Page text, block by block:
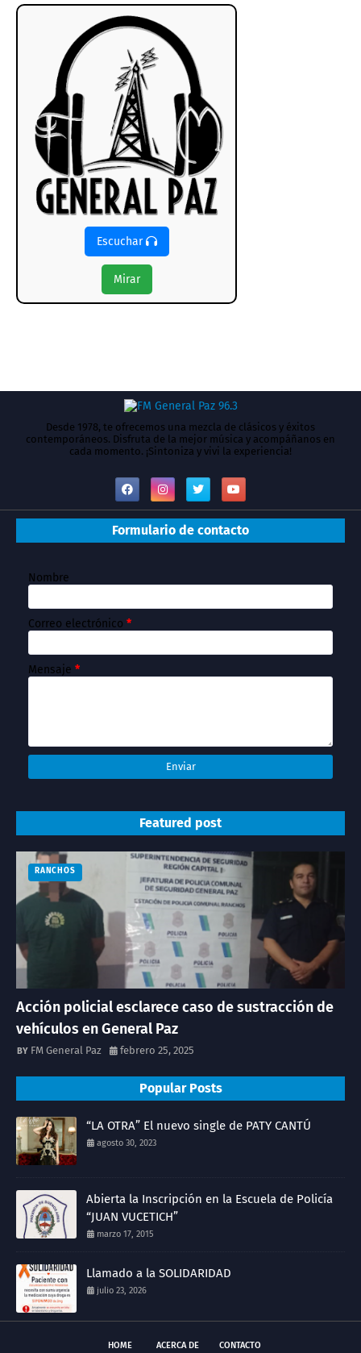
Escuchar
Mirar
Desde 1978, te ofrecemos una mezcla de clásicos y éxitos
contemporáneos. Disfruta de la mejor música y acompáñanos en
cada momento. ¡Sintoniza y vivi la experiencia!
Formulario de contacto
Nombre
Correo electrónico *
Mensaje *
Featured post
RANCHOS
Acción policial esclarece caso de sustracción de
vehículos en General Paz
FM General Paz febrero 25, 2025
Popular Posts
“LA OTRA” El nuevo single de PATY CANTÚ
agosto 30, 2023
Abierta la Inscripción en la Escuela de Policía
“JUAN VUCETICH”
marzo 17, 2015
Llamado a la SOLIDARIDAD
julio 23, 2026
HOME ACERCA DE CONTACTO